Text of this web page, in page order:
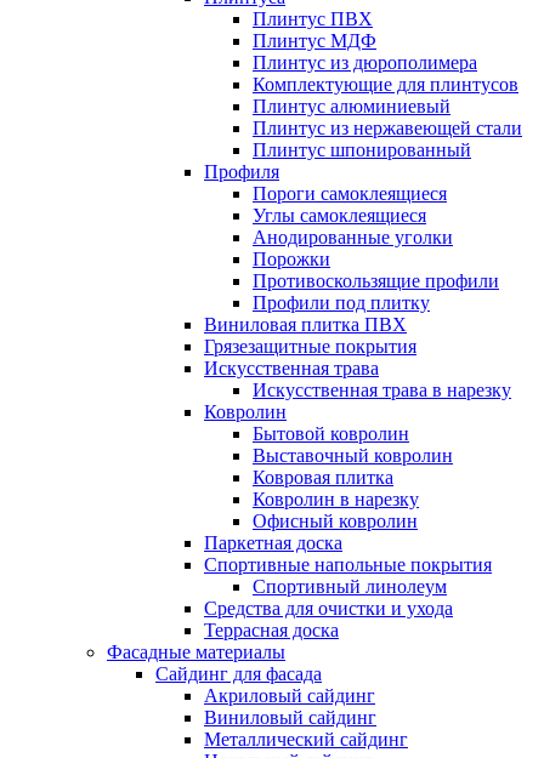
Плинтус ПВХ
Плинтус МДФ
Плинтус из дюрополимера
Комплектующие для плинтусов
Плинтус алюминиевый
Плинтус из нержавеющей стали
Плинтус шпонированный
Профиля
Пороги самоклеящиеся
Углы самоклеящиеся
Анодированные уголки
Порожки
Противоскользящие профили
Профили под плитку
Виниловая плитка ПВХ
Грязезащитные покрытия
Искусственная трава
Искусственная трава в нарезку
Ковролин
Бытовой ковролин
Выставочный ковролин
Ковровая плитка
Ковролин в нарезку
Офисный ковролин
Паркетная доска
Спортивные напольные покрытия
Спортивный линолеум
Средства для очистки и ухода
Террасная доска
Фасадные материалы
Сайдинг для фасада
Акриловый сайдинг
Виниловый сайдинг
Металлический сайдинг